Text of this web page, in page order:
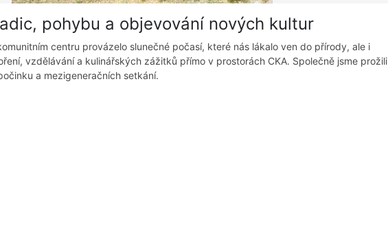
pohybu a objevování nových kultur
centru provázelo slunečné počasí, které nás lákalo ven do přírody, ale i
vzdělávání a kulinářských zážitků přímo v prostorách CKA. Společně jsme prožili
a mezigeneračních setkání.